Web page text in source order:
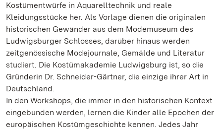
Kostümentwürfe in Aquarelltechnik und reale
Kleidungsstücke her. Als Vorlage dienen die originalen
historischen Gewänder aus dem Modemuseum des
Ludwigsburger Schlosses, darüber hinaus werden
zeitgenössische Modejournale, Gemälde und Literatur
studiert. Die Kostümakademie Ludwigsburg ist, so die
Gründerin Dr. Schneider-Gärtner, die einzige ihrer Art in
Deutschland.
In den Workshops, die immer in den historischen Kontext
eingebunden werden, lernen die Kinder alle Epochen der
europäischen Kostümgeschichte kennen. Jedes Jahr